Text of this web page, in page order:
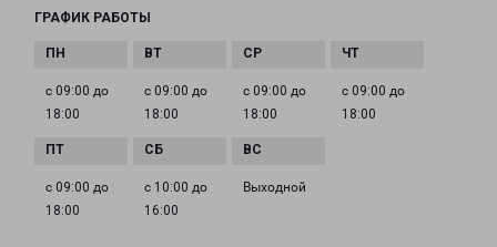
ГРАФИК РАБОТЫ
с 09:00 до
18:00
с 09:00 до
18:00
с 09:00 до
18:00
с 09:00 до
18:00
с 09:00 до
18:00
с 10:00 до
16:00
Выходной